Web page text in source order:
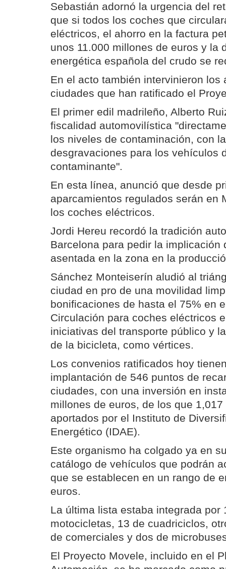
Sebastián adornó la urgencia del
que si todos los coches que
eléctricos, el ahorro en la factura
unos 11.000 millones de euros y la
energética española del crudo se
En el acto también intervinieron los
ciudades que han ratificado el
El primer edil madrileño, Alberto
fiscalidad automovilística
los niveles de contaminación, con
desgravaciones para los vehículos
contaminante".
En esta línea, anunció que desde
aparcamientos regulados serán en
los coches eléctricos.
Jordi Hereu recordó la tradición
Barcelona para pedir la implicación
asentada en la zona en la
Sánchez Monteiserín aludió al
ciudad en pro de una movilidad
bonificaciones de hasta el 75% en
Circulación para coches eléctricos
iniciativas del transporte público y
de la bicicleta, como vértices.
Los convenios ratificados hoy
implantación de 546 puntos de
ciudades, con una inversión en
millones de euros, de los que
aportados por el Instituto de
Energético (IDAE).
Este organismo ha colgado ya en
catálogo de vehículos que podrán
que se establecen en un rango de
euros.
La última lista estaba integrada por
motocicletas, 13 de cuadriciclos,
de comerciales y dos de
El Proyecto Movele, incluido en el